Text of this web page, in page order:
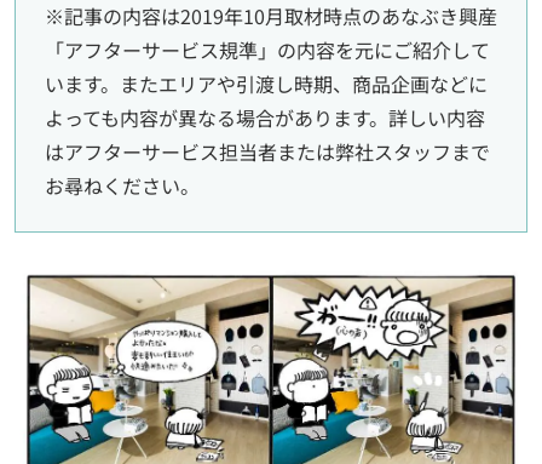
※記事の内容は2019年10月取材時点のあなぶき興産
「アフターサービス規準」の内容を元にご紹介して
います。またエリアや引渡し時期、商品企画などに
よっても内容が異なる場合があります。詳しい内容
はアフターサービス担当者または弊社スタッフまで
お尋ねください。